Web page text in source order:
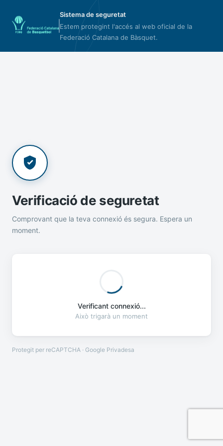
Sistema de seguretat
Estem protegint l'accés al web oficial de la
Federació Catalana de Bàsquet.
Verificació de seguretat
Comprovant que la teva connexió és segura. Espera un
moment.
Verificant connexió...
Això trigarà un moment
Protegit per reCAPTCHA · Google Privadesa